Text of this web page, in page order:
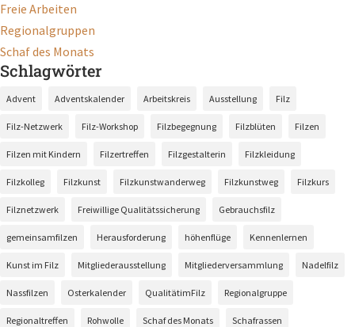
Freie Arbeiten
Regionalgruppen
Schaf des Monats
Schlagwörter
Advent Adventskalender Arbeitskreis Ausstellung Filz
Filz-Netzwerk Filz-Workshop Filzbegegnung Filzblüten Filzen
Filzen mit Kindern Filzertreffen Filzgestalterin Filzkleidung
Filzkolleg Filzkunst Filzkunstwanderweg Filzkunstweg Filzkurs
Filznetzwerk Freiwillige Qualitätssicherung Gebrauchsfilz
gemeinsamfilzen Herausforderung höhenflüge Kennenlernen
Kunst im Filz Mitgliederausstellung Mitgliederversammlung Nadelfilz
Nassfilzen Osterkalender QualitätimFilz Regionalgruppe
Regionaltreffen Rohwolle Schaf des Monats Schafrassen